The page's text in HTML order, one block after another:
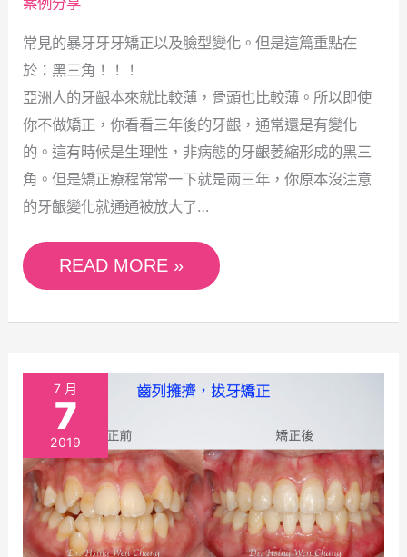
常見的暴牙牙牙矯正以及臉型變化。但是這篇重點在
於：黑三角！！！
亞洲人的牙齦本來就比較薄，骨頭也比較薄。所以即使
你不做矯正，你看看三年後的牙齦，通常還是有變化
的。這有時候是生理性，非病態的牙齦萎縮形成的黑三
角。但是矯正療程常常一下就是兩三年，你原本沒注意
的牙齦變化就通通被放大了…
案
例
|
寬
禾
口
腔
面
外
牙
醫
診
所
READ MORE »
7 月
7
2019
台
中
擁
擠
齒